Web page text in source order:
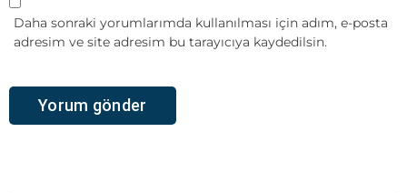
Daha sonraki yorumlarımda kullanılması için adım, e-posta
adresim ve site adresim bu tarayıcıya kaydedilsin.